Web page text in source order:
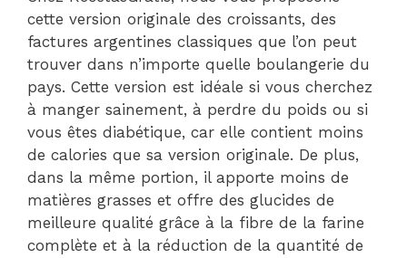
cette version originale des croissants, des
factures argentines classiques que l’on peut
trouver dans n’importe quelle boulangerie du
pays. Cette version est idéale si vous cherchez
à manger sainement, à perdre du poids ou si
vous êtes diabétique, car elle contient moins
de calories que sa version originale. De plus,
dans la même portion, il apporte moins de
matières grasses et offre des glucides de
meilleure qualité grâce à la fibre de la farine
complète et à la réduction de la quantité de